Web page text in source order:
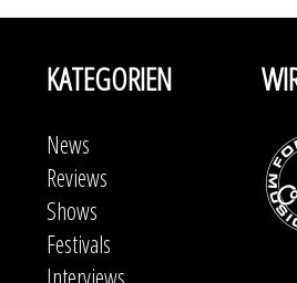
KATEGORIEN
News
Reviews
Shows
Festivals